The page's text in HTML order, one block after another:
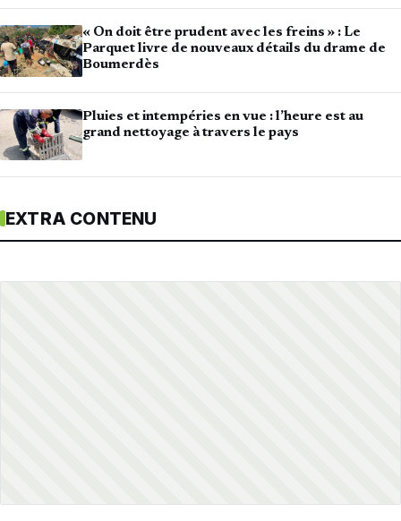
« On doit être prudent avec les freins » : Le
Parquet livre de nouveaux détails du drame de
Boumerdès
Pluies et intempéries en vue : l’heure est au
grand nettoyage à travers le pays
EXTRA CONTENU